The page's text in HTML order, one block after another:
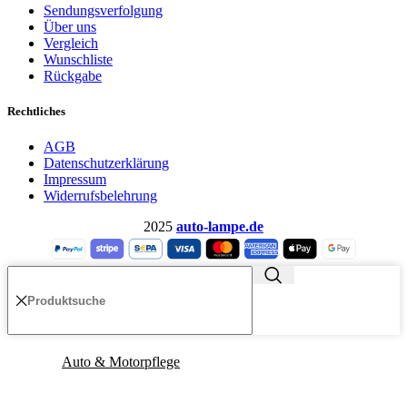
Sendungsverfolgung
Über uns
Vergleich
Wunschliste
Rückgabe
Rechtliches
AGB
Datenschutzerklärung
Impressum
Widerrufsbelehrung
2025 auto-lampe.de
Auto & Motorpflege